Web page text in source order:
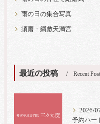
雨の日の集合写真
須磨・綱敷天満宮
最近の投稿 Recent
2026/
予約ハー